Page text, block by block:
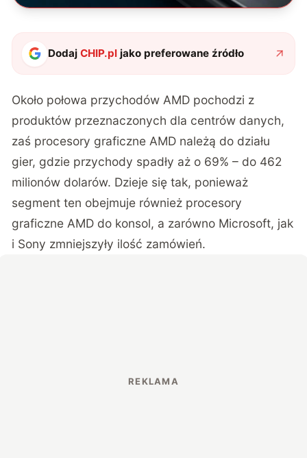
DodajCHIP.pl jako preferowane źródło
Około połowa przychodów AMD pochodzi z
produktów przeznaczonych dla centrów danych,
zaś procesory graficzne AMD należą do działu
gier, gdzie przychody spadły aż o 69% – do 462
milionów dolarów. Dzieje się tak, ponieważ
segment ten obejmuje również procesory
graficzne AMD do konsol, a zarówno Microsoft, jak
i Sony zmniejszyły ilość zamówień.